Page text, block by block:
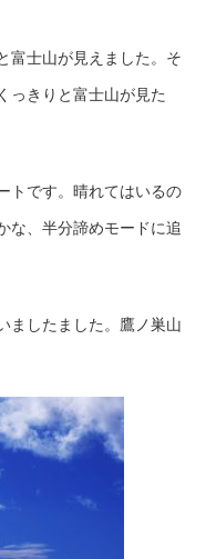
富士山が見えました。そ
っきりと富士山が見た
トです。晴れてはいるの
な、半分諦めモードに追
ましたました。鷹ノ巣山